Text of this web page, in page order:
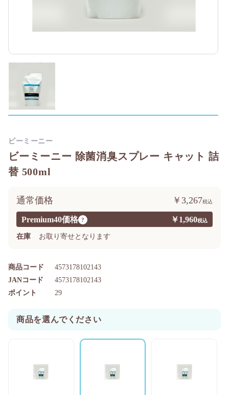
ビーミーニー 除菌消臭スプレー キャット 詰
替 500ml
Premium40価格 ? ￥1,960
通常価格 ￥3,267
在庫 お取り寄せとなります
商品コード 4573178102143
ポイント 29
JANコード 4573178102143
商品を選んでください
ビーミーニー